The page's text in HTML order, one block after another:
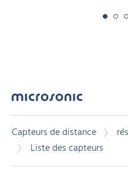
Capteurs de distance
Liste des capteurs